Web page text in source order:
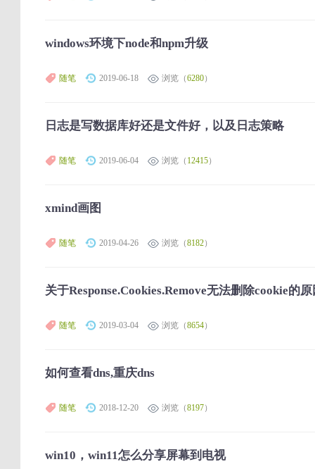
windows环境下node和npm升级
随笔 2019-06-18 浏览（6280）
日志是写数据库好还是文件好，以及日志策略
随笔 2019-06-04 浏览（ 12415）
xmind画图
随笔 2019-04-26 浏览（8182）
关于Response.Cookies.Remove无法删除cookie的
随笔 2019-03-04 浏览（8654）
如何查看dns,重庆dns
随笔 2018-12-20 浏览（8197）
win10，win11怎么分享屏幕到电视